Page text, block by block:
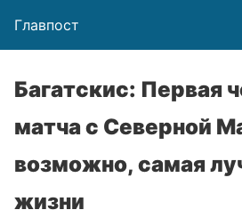
Главпост
Багатскис: Первая
матча с Северной
возможно, самая
жизни